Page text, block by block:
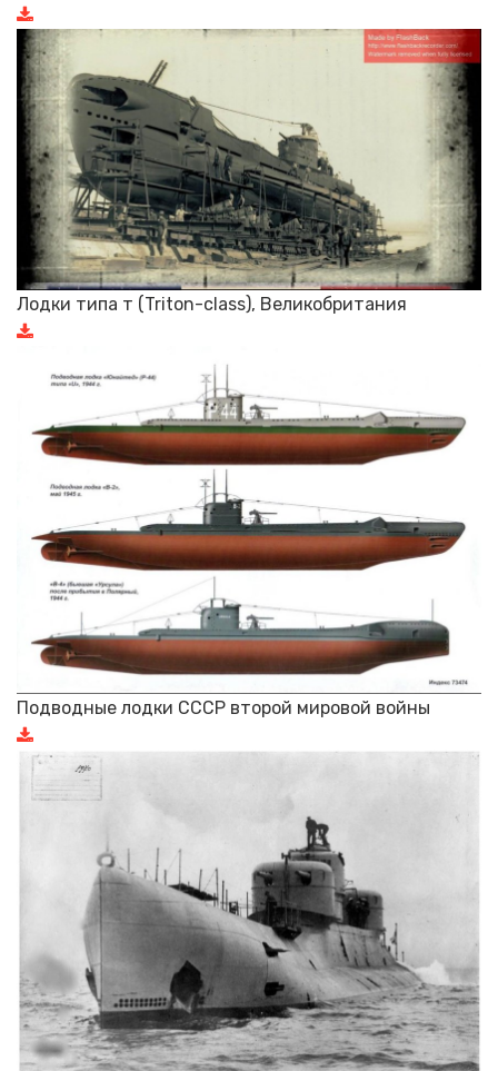
Лодки типа т (Triton-class), Великобритания
Подводные лодки СССР второй мировой войны